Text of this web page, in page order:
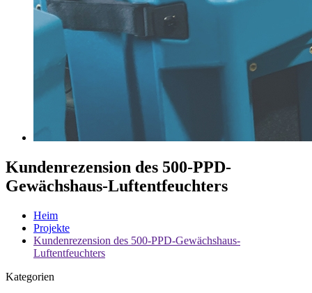
Kundenrezension des 500-PPD-
Gewächshaus-Luftentfeuchters
Heim
Projekte
Kundenrezension des 500-PPD-Gewächshaus-
Luftentfeuchters
Kategorien